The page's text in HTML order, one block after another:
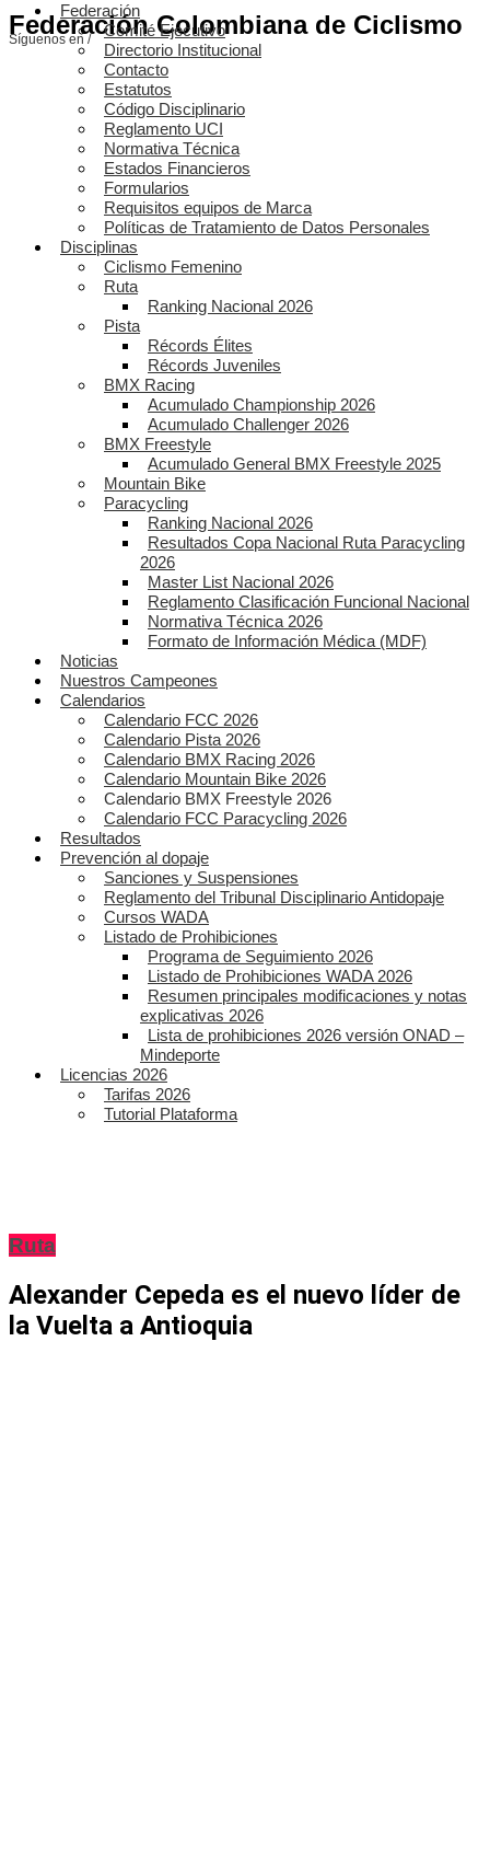
Federación Colombiana de Ciclismo
Síguenos en /
Federación
Comité Ejecutivo
Directorio Institucional
Contacto
Estatutos
Código Disciplinario
Reglamento UCI
Normativa Técnica
Estados Financieros
Formularios
Requisitos equipos de Marca
Políticas de Tratamiento de Datos Personales
Disciplinas
Ciclismo Femenino
Ruta
Ranking Nacional 2026
Pista
Récords Élites
Récords Juveniles
BMX Racing
Acumulado Championship 2026
Acumulado Challenger 2026
BMX Freestyle
Acumulado General BMX Freestyle 2025
Mountain Bike
Paracycling
Ranking Nacional 2026
Resultados Copa Nacional Ruta Paracycling
2026
Master List Nacional 2026
Reglamento Clasificación Funcional Nacional
Normativa Técnica 2026
Formato de Información Médica (MDF)
Noticias
Nuestros Campeones
Calendarios
Calendario FCC 2026
Calendario Pista 2026
Calendario BMX Racing 2026
Calendario Mountain Bike 2026
Calendario BMX Freestyle 2026
Calendario FCC Paracycling 2026
Resultados
Prevención al dopaje
Sanciones y Suspensiones
Reglamento del Tribunal Disciplinario Antidopaje
Cursos WADA
Listado de Prohibiciones
Programa de Seguimiento 2026
Listado de Prohibiciones WADA 2026
Resumen principales modificaciones y notas
explicativas 2026
Lista de prohibiciones 2026 versión ONAD –
Mindeporte
Licencias 2026
Tarifas 2026
Tutorial Plataforma
Ruta
Alexander Cepeda es el nuevo líder de
la Vuelta a Antioquia